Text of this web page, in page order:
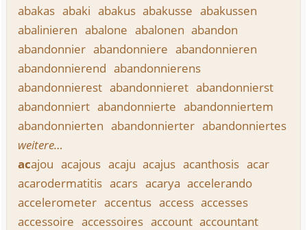
abakas abaki abakus abakusse abakussen
abalinieren abalone abalonen abandon
abandonnier abandonniere abandonnieren
abandonnierend abandonnierens
abandonnierest abandonnieret abandonnierst
abandonniert abandonnierte abandonniertem
abandonnierten abandonnierter abandonniertes
weitere…
acajou acajous acaju acajus acanthosis acar
acarodermatitis acars acarya accelerando
accelerometer accentus access accesses
accessoire accessoires account accountant